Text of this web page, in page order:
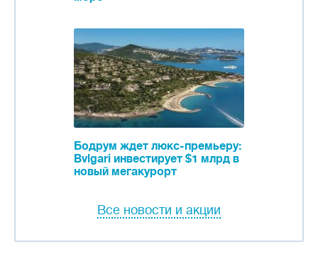
Бодрум ждет люкс-премьеру:
Bvlgari инвестирует $1 млрд в
новый мегакурорт
Все новости и акции